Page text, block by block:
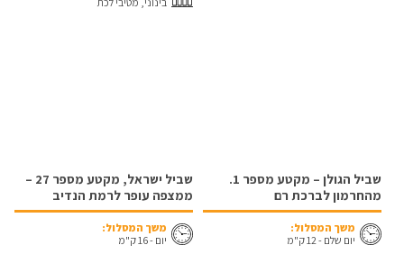
שביל הגולן – מקטע מספר 1.
מהחרמון לברכת רם
משך המסלול:
יום שלם - 12 ק"מ
שביל ישראל, מקטע מספר 27 –
ממצפה עופר לרמת הנדיב
משך המסלול:
יום - 16 ק"מ